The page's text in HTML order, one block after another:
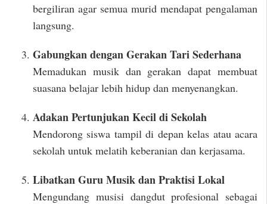
bergiliran agar semua murid mendapat pengalaman
langsung.
Gabungkan dengan Gerakan Tari Sederhana
Memadukan musik dan gerakan dapat membuat
suasana belajar lebih hidup dan menyenangkan.
Adakan Pertunjukan Kecil di Sekolah
Mendorong siswa tampil di depan kelas atau acara
sekolah untuk melatih keberanian dan kerjasama.
Libatkan Guru Musik dan Praktisi Lokal
Mengundang musisi dangdut profesional sebagai